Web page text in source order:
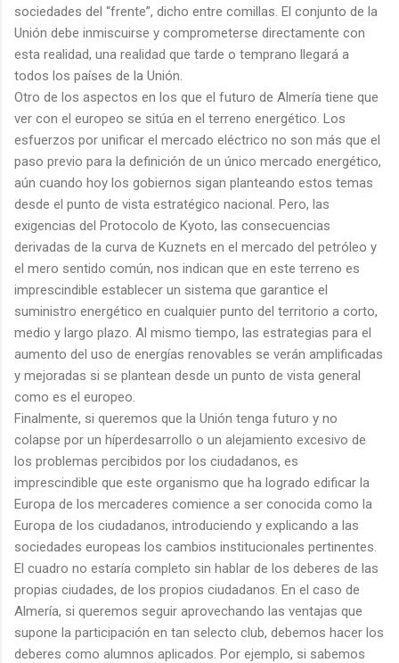
sociedades del “frente”, dicho entre comillas. El conjunto de la
Unión debe inmiscuirse y comprometerse directamente con
esta realidad, una realidad que tarde o temprano llegará a
todos los países de la Unión.
Otro de los aspectos en los que el futuro de Almería tiene que
ver con el europeo se sitúa en el terreno energético. Los
esfuerzos por unificar el mercado eléctrico no son más que el
paso previo para la definición de un único mercado energético,
aún cuando hoy los gobiernos sigan planteando estos temas
desde el punto de vista estratégico nacional. Pero, las
exigencias del Protocolo de Kyoto, las consecuencias
derivadas de la curva de Kuznets en el mercado del petróleo y
el mero sentido común, nos indican que en este terreno es
imprescindible establecer un sistema que garantice el
suministro energético en cualquier punto del territorio a corto,
medio y largo plazo. Al mismo tiempo, las estrategias para el
aumento del uso de energías renovables se verán amplificadas
y mejoradas si se plantean desde un punto de vista general
como es el europeo.
Finalmente, si queremos que la Unión tenga futuro y no
colapse por un híperdesarrollo o un alejamiento excesivo de
los problemas percibidos por los ciudadanos, es
imprescindible que este organismo que ha logrado edificar la
Europa de los mercaderes comience a ser conocida como la
Europa de los ciudadanos, introduciendo y explicando a las
sociedades europeas los cambios institucionales pertinentes.
El cuadro no estaría completo sin hablar de los deberes de las
propias ciudades, de los propios ciudadanos. En el caso de
Almería, si queremos seguir aprovechando las ventajas que
supone la participación en tan selecto club, debemos hacer los
deberes como alumnos aplicados. Por ejemplo, si sabemos